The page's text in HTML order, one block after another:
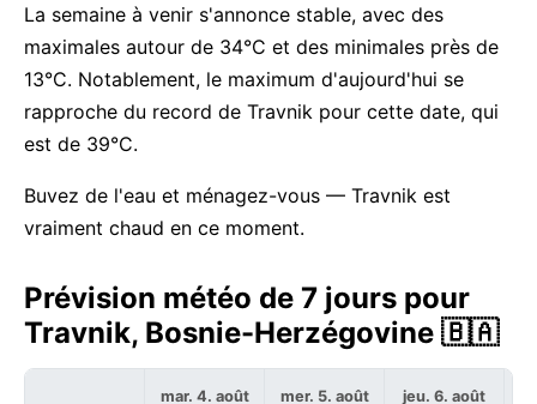
La semaine à venir s'annonce stable, avec des
maximales autour de 34°C et des minimales près de
13°C. Notablement, le maximum d'aujourd'hui se
rapproche du record de Travnik pour cette date, qui
est de 39°C.
Buvez de l'eau et ménagez-vous — Travnik est
vraiment chaud en ce moment.
Prévision météo de 7 jours pour
Travnik, Bosnie-Herzégovine 🇧🇦
mar. 4. août mer. 5. août jeu. 6. août